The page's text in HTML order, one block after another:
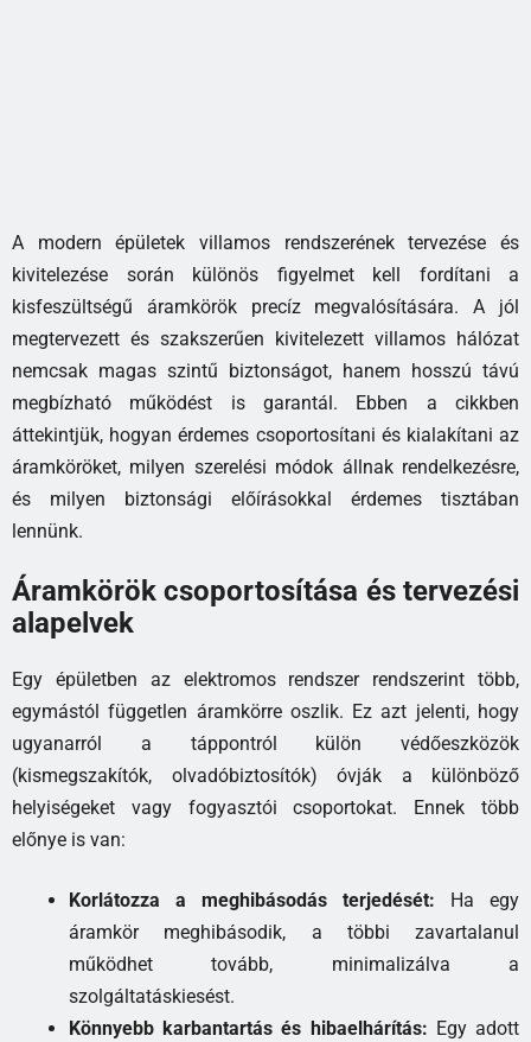
A modern épületek villamos rendszerének tervezése és
kivitelezése során különös figyelmet kell fordítani a
kisfeszültségű áramkörök precíz megvalósítására. A jól
megtervezett és szakszerűen kivitelezett villamos hálózat
nemcsak magas szintű biztonságot, hanem hosszú távú
megbízható működést is garantál. Ebben a cikkben
áttekintjük, hogyan érdemes csoportosítani és kialakítani az
áramköröket, milyen szerelési módok állnak rendelkezésre,
és milyen biztonsági előírásokkal érdemes tisztában
lennünk.
Áramkörök csoportosítása és tervezési
alapelvek
Egy épületben az elektromos rendszer rendszerint több,
egymástól független áramkörre oszlik. Ez azt jelenti, hogy
ugyanarról a táppontról külön védőeszközök
(kismegszakítók, olvadóbiztosítók) óvják a különböző
helyiségeket vagy fogyasztói csoportokat. Ennek több
előnye is van:
Korlátozza a meghibásodás terjedését: Ha egy
áramkör meghibásodik, a többi zavartalanul
működhet tovább, minimalizálva a
szolgáltatáskiesést.
Könnyebb karbantartás és hibaelhárítás: Egy adott